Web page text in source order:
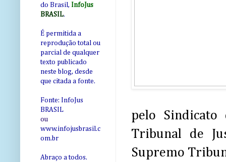
pelo
Tribunal de
Supremo
do Brasil, InfoJus
BRASIL.
É permitida a
reprodução total ou
parcial de qualquer
texto publicado
neste blog, desde
que citada a fonte.
Fonte: InfoJus
BRASIL
ou
www.infojusbrasil.c
om.br
Abraço a todos.